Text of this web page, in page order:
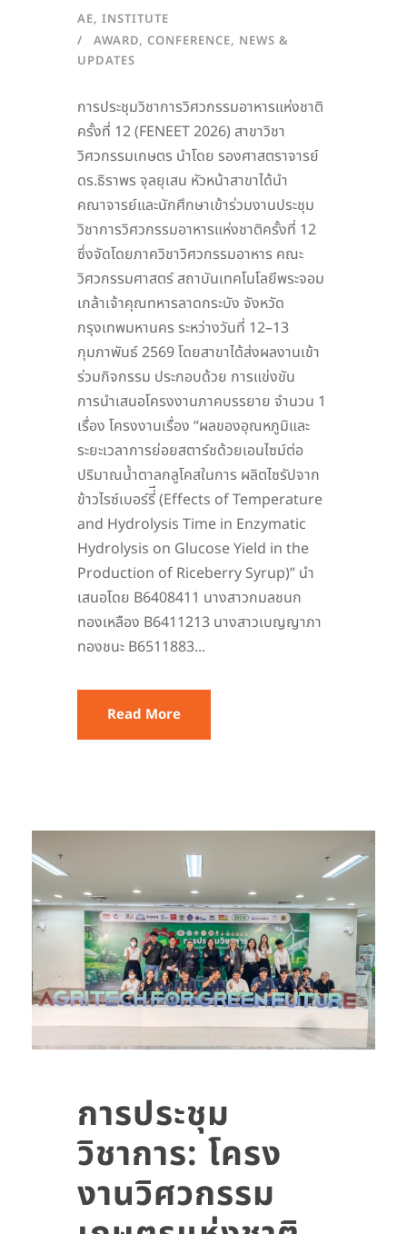
AE, INSTITUTE
AWARD, CONFERENCE, NEWS &
UPDATES
การประชุมวิชาการวิศวกรรมอาหารแห่งชาติ
ครั้งที่ 12 (FENEET 2026) สาขาวิชา
วิศวกรรมเกษตร นำโดย รองศาสตราจารย์
ดร.ธิราพร จุลยุเสน หัวหน้าสาขาได้นำ
คณาจารย์และนักศึกษาเข้าร่วมงานประชุม
วิชาการวิศวกรรมอาหารแห่งชาติครั้งที่ 12
ซึ่งจัดโดยภาควิชาวิศวกรรมอาหาร คณะ
วิศวกรรมศาสตร์ สถาบันเทคโนโลยีพระจอม
เกล้าเจ้าคุณทหารลาดกระบัง จังหวัด
กรุงเทพมหานคร ระหว่างวันที่ 12–13
กุมภาพันธ์ 2569 โดยสาขาได้ส่งผลงานเข้า
ร่วมกิจกรรม ประกอบด้วย การแข่งขัน
การนำเสนอโครงงานภาคบรรยาย จำนวน 1
เรื่อง โครงงานเรื่อง “ผลของอุณหภูมิและ
ระยะเวลาการย่อยสตาร์ชด้วยเอนไซม์ต่อ
ปริมาณน้ำตาลกลูโคสในการ ผลิตไซรัปจาก
ข้าวไรซ์เบอร์รี่ี (Effects of Temperature
and Hydrolysis Time in Enzymatic
Hydrolysis on Glucose Yield in the
Production of Riceberry Syrup)” นำ
เสนอโดย B6408411 นางสาวกมลชนก
ทองเหลือง B6411213 นางสาวเบญญาภา
ทองชนะ B6511883...
Read More
การประชุม
วิชาการ: โครง
งานวิศวกรรม